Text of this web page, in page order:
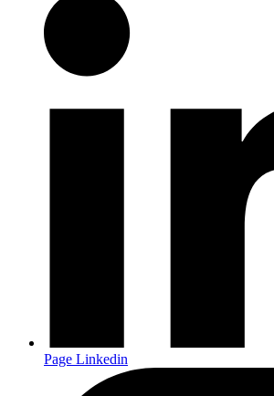
Page Linkedin